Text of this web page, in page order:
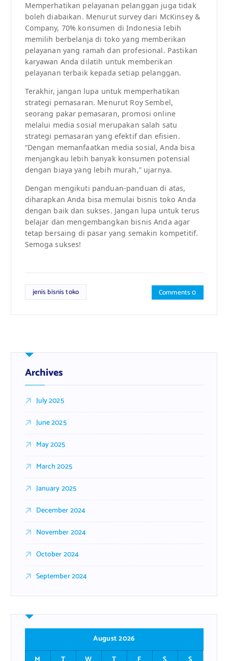
Memperhatikan pelayanan pelanggan juga tidak
boleh diabaikan. Menurut survey dari McKinsey &
Company, 70% konsumen di Indonesia lebih
memilih berbelanja di toko yang memberikan
pelayanan yang ramah dan profesional. Pastikan
karyawan Anda dilatih untuk memberikan
pelayanan terbaik kepada setiap pelanggan.
Terakhir, jangan lupa untuk memperhatikan
strategi pemasaran. Menurut Roy Sembel,
seorang pakar pemasaran, promosi online
melalui media sosial merupakan salah satu
strategi pemasaran yang efektif dan efisien.
“Dengan memanfaatkan media sosial, Anda bisa
menjangkau lebih banyak konsumen potensial
dengan biaya yang lebih murah,” ujarnya.
Dengan mengikuti panduan-panduan di atas,
diharapkan Anda bisa memulai bisnis toko Anda
dengan baik dan sukses. Jangan lupa untuk terus
belajar dan mengembangkan bisnis Anda agar
tetap bersaing di pasar yang semakin kompetitif.
Semoga sukses!
jenis bisnis toko Comments 0
Archives
July 2025
June 2025
May 2025
March 2025
January 2025
December 2024
November 2024
October 2024
September 2024
August 2026